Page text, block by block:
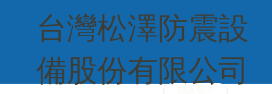
台灣松澤防震設
備股份有限公司